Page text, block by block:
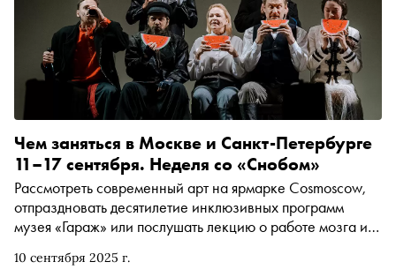
10 сентября 2025 г.
Чем заняться в Москве и Санкт-Петербурге
11–17 сентября. Неделя со «Снобом»
Рассмотреть современный арт на ярмарке Cosmoscow,
отпраздновать десятилетие инклюзивных программ
музея «Гараж» или послушать лекцию о работе мозга и
и куда сходить на ближайшей неделе